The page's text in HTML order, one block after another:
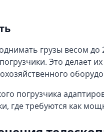
грузы весом
Это делает
погрузчика
где требуются как